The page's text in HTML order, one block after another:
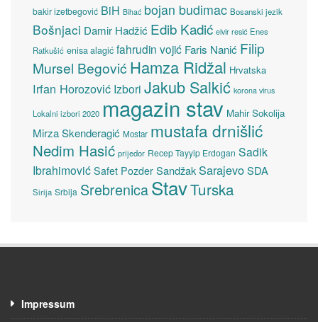
bakir izetbegović BiH Bihać bojan budimac Bosanski jezik
Bošnjaci Damir Hadžić Edib Kadić elvir resić Enes
Ratkušić enisa alagić fahrudin vojić Faris Nanić Filip
Mursel Begović Hamza Ridžal Hrvatska
Irfan Horozović Izbori Jakub Salkić korona virus
Lokalni izbori 2020 magazin stav Mahir Sokolija
Mirza Skenderagić Mostar mustafa drnišlić
Nedim Hasić prijedor Recep Tayyip Erdogan Sadik
Ibrahimović Safet Pozder SandžakSarajevoSDA
Sirija Srbija SrebrenicaStavTurska
Impressum